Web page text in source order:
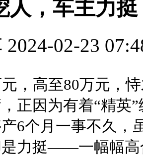
人，车主力挺
2024-02-23
，高至80万元，
正因为有着“精英
6个月一事不久，
是力挺——一幅幅高